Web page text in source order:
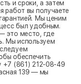
и сроки, а затем
работ вы получаете
Мы ценим
был удобным.
это место, где
Мы используем
обеспечить
+7 (861) 212-08-49
139 — мы